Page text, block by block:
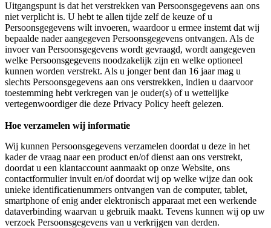
Uitgangspunt is dat het verstrekken van Persoonsgegevens aan ons
niet verplicht is. U hebt te allen tijde zelf de keuze of u
Persoonsgegevens wilt invoeren, waardoor u ermee instemt dat wij
bepaalde nader aangegeven Persoonsgegevens ontvangen. Als de
invoer van Persoonsgegevens wordt gevraagd, wordt aangegeven
welke Persoonsgegevens noodzakelijk zijn en welke optioneel
kunnen worden verstrekt. Als u jonger bent dan 16 jaar mag u
slechts Persoonsgegevens aan ons verstrekken, indien u daarvoor
toestemming hebt verkregen van je ouder(s) of u wettelijke
vertegenwoordiger die deze Privacy Policy heeft gelezen.
Hoe verzamelen wij informatie
Wij kunnen Persoonsgegevens verzamelen doordat u deze in het
kader de vraag naar een product en/of dienst aan ons verstrekt,
doordat u een klantaccount aanmaakt op onze Website, ons
contactformulier invult en/of doordat wij op welke wijze dan ook
unieke identificatienummers ontvangen van de computer, tablet,
smartphone of enig ander elektronisch apparaat met een werkende
dataverbinding waarvan u gebruik maakt. Tevens kunnen wij op uw
verzoek Persoonsgegevens van u verkrijgen van derden.